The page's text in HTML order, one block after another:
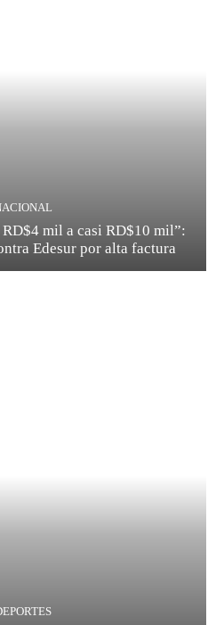
RD$4 mil a casi RD$10 mil”:
Edesur por alta factura